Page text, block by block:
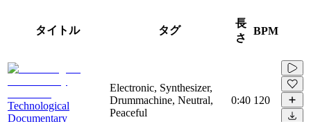
タイトル タグ
長
さ
BPM
Technological
Documentary
Electronic, Synthesizer,
Drummachine, Neutral,
Peaceful
0:40 120